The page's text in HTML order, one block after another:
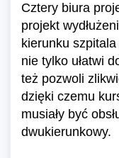
Cztery biura
projekt
kierunku
nie tylko ułatwi
też pozwoli
dzięki czemu
musiały być
dwukierunkowy.